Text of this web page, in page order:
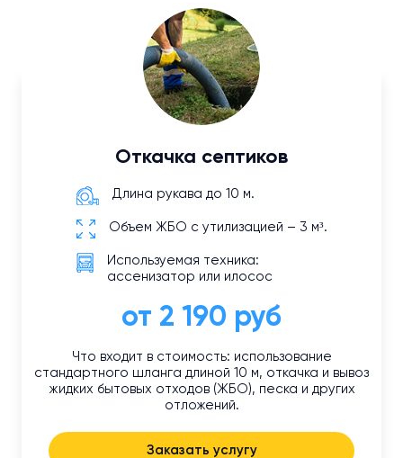
Откачка септиков
Длина рукава до 10 м.
Объем ЖБО с утилизацией – 3 м³.
Используемая техника:
ассенизатор или илосос
от 2 190 руб
Что входит в стоимость: использование
стандартного шланга длиной 10 м, откачка и вывоз
жидких бытовых отходов (ЖБО), песка и других
отложений.
Заказать услугу